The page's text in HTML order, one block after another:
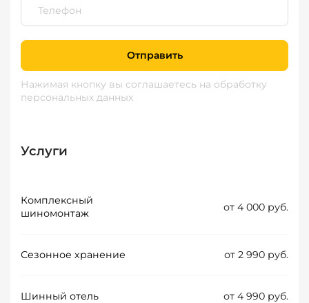
Отправить
Нажимая кнопку вы соглашаетесь на обработку
персональных данных
Услуги
Комплексный
шиномонтаж
от 4 000 руб.
Сезонное хранение от 2 990 руб.
Шинный отель от 4 990 руб.